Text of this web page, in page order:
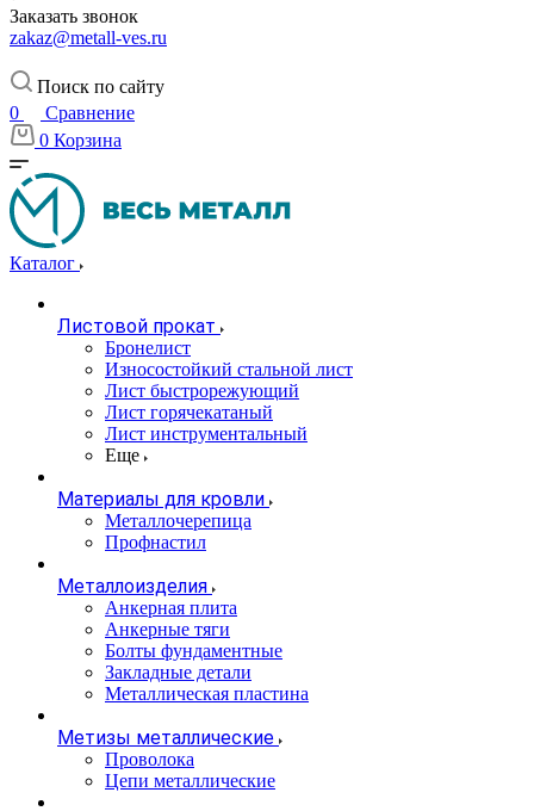
Заказать звонок
zakaz@metall-ves.ru
Поиск по сайту
0
Сравнение
0 Корзина
Каталог
Листовой прокат
Бронелист
Износостойкий стальной лист
Лист быстрорежующий
Лист горячекатаный
Лист инструментальный
Еще
Материалы для кровли
Металлочерепица
Профнастил
Металлоизделия
Анкерная плита
Анкерные тяги
Болты фундаментные
Закладные детали
Металлическая пластина
Метизы металлические
Проволока
Цепи металлические